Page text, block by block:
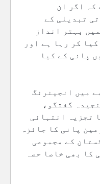
کہ اگر ان
تبدیلی کے
بہتر انداز
کر رہا ہے اور
پانی کے کیا
میں انجینرنگ
گفتگو،
تجزیہ انتہائی
پانی کا جائزہ
کے مجموعی
کا بھی خاصا حصہ